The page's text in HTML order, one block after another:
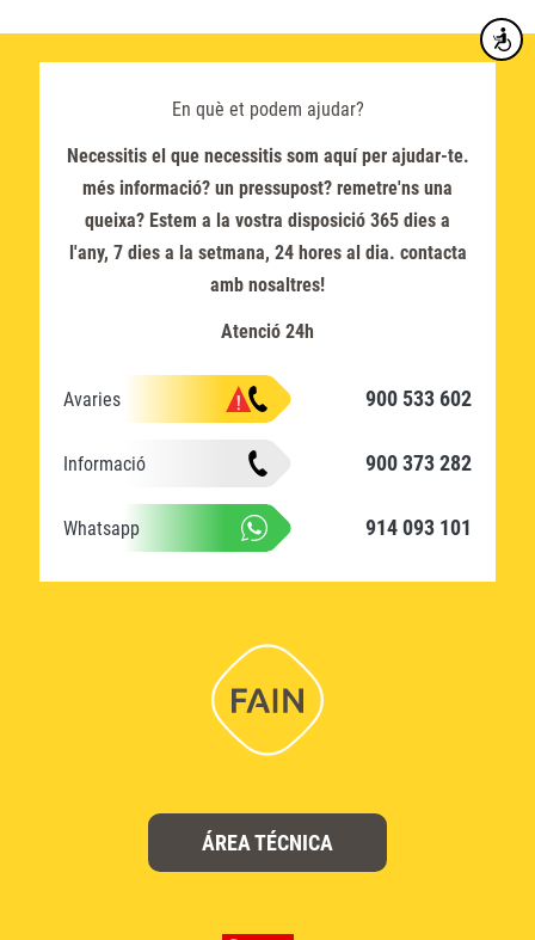
En què et podem ajudar?
Necessitis el que necessitis som aquí per ajudar-te.
més informació? un pressupost? remetre'ns una
queixa? Estem a la vostra disposició 365 dies a
l'any, 7 dies a la setmana, 24 hores al dia. contacta
amb nosaltres!
Atenció 24h
Avaries 900 533 602
Informació 900 373 282
Whatsapp 914 093 101
ÁREA TÉCNICA